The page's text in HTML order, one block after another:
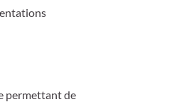
permettant de